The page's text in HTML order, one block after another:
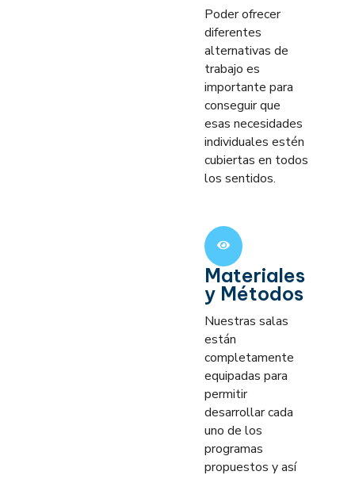
Poder ofrecer
diferentes
alternativas de
trabajo es
importante para
conseguir que
esas necesidades
individuales estén
cubiertas en todos
los sentidos.
Materiales
y Métodos
Nuestras salas
están
completamente
equipadas para
permitir
desarrollar cada
uno de los
programas
propuestos y así